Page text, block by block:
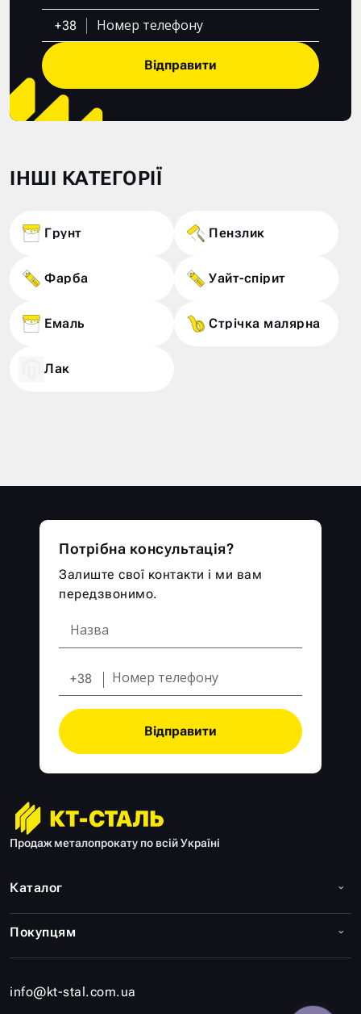
+38
Відправити
ІНШІ КАТЕГОРІЇ
Грунт Пензлик
Фарба Уайт-спірит
Емаль Стрічка малярна
Лак
Продаж металопрокату по всій Україні
info@kt-stal.com.ua
Каталог
Покупцям
Потрібна консультація?
Залиште свої контакти і ми вам
передзвонимо.
+38
Відправити